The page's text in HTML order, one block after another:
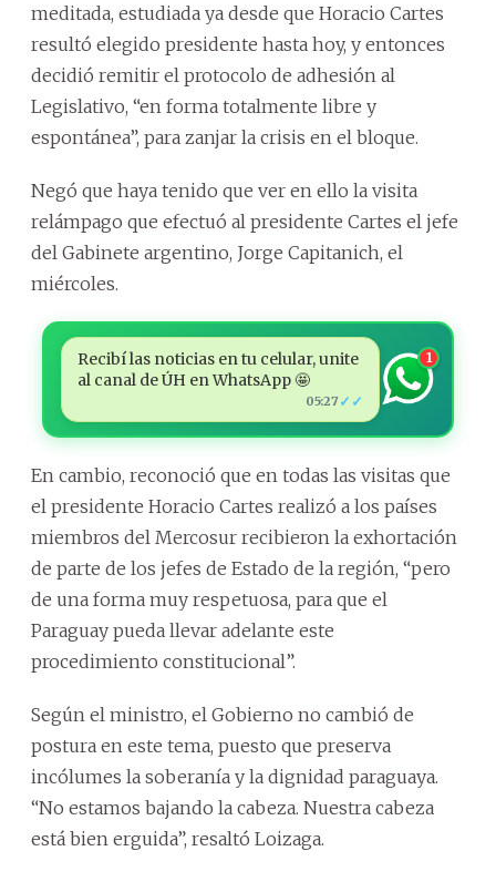
meditada, estudiada ya desde que Horacio Cartes
resultó elegido presidente hasta hoy, y entonces
decidió remitir el protocolo de adhesión al
Legislativo, “en forma totalmente libre y
espontánea”, para zanjar la crisis en el bloque.
Negó que haya tenido que ver en ello la visita
relámpago que efectuó al presidente Cartes el jefe
del Gabinete argentino, Jorge Capitanich, el
miércoles.
Recibí las noticias en tu celular, unite
al canal de ÚH en WhatsApp 🤩
05:27 ✓✓
1
En cambio, reconoció que en todas las visitas que
el presidente Horacio Cartes realizó a los países
miembros del Mercosur recibieron la exhortación
de parte de los jefes de Estado de la región, “pero
de una forma muy respetuosa, para que el
Paraguay pueda llevar adelante este
procedimiento constitucional”.
Según el ministro, el Gobierno no cambió de
postura en este tema, puesto que preserva
incólumes la soberanía y la dignidad paraguaya.
“No estamos bajando la cabeza. Nuestra cabeza
está bien erguida”, resaltó Loizaga.